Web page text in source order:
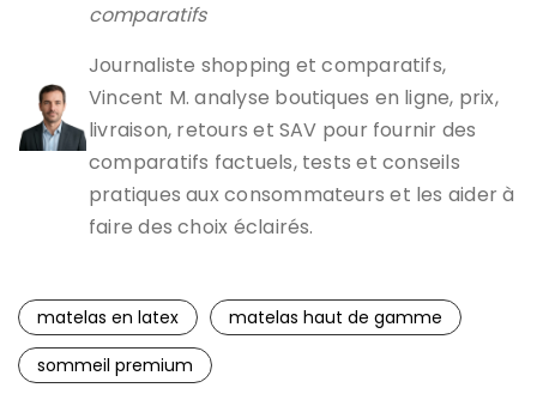
comparatifs
Journaliste shopping et comparatifs,
Vincent M. analyse boutiques en ligne, prix,
livraison, retours et SAV pour fournir des
comparatifs factuels, tests et conseils
pratiques aux consommateurs et les aider à
faire des choix éclairés.
matelas en latex
matelas haut de gamme
sommeil premium